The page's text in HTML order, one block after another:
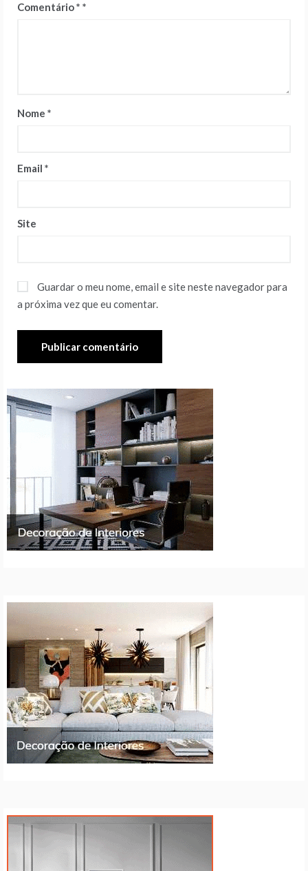
Comentário*
Nome *
Email *
Site
Guardar o meu nome, email e site neste navegador para
a próxima vez que eu comentar.